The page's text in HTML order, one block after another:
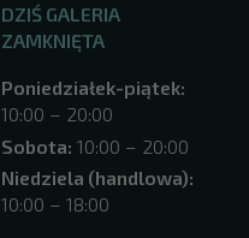
DZIŚ GALERIA
ZAMKNIĘTA
Poniedziałek-piątek:
10:00 – 20:00
Sobota: 10:00 – 20:00
Niedziela (handlowa):
10:00 – 18:00